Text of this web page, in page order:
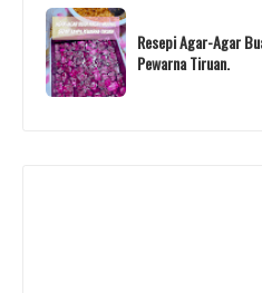
Resepi Agar-Agar
Pewarna Tiruan.